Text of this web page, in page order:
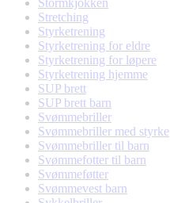
Stormkjokken
Stretching
Styrketrening
Styrketrening for eldre
Styrketrening for løpere
Styrketrening hjemme
SUP brett
SUP brett barn
Svømmebriller
Svømmebriller med styrke
Svømmebriller til barn
Svømmefotter til barn
Svømmeføtter
Svømmevest barn